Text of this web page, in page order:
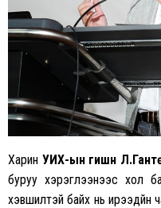
Харин УИХ-ын гишүүн Л
буруу хэрэглээнээс хол
хэвшилтэй байх нь ирээдүйн